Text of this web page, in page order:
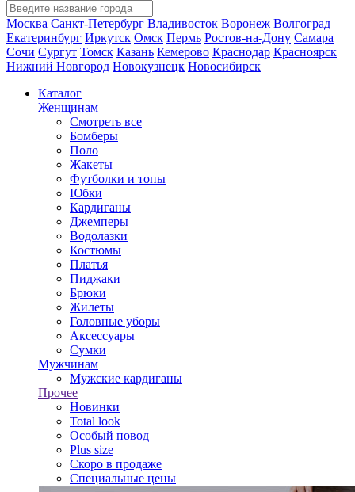
Москва Санкт-Петербург Владивосток Воронеж Волгоград
Екатеринбург Иркутск Омск Пермь Ростов-на-Дону Самара
Сочи Сургут Томск Казань Кемерово Краснодар Красноярск
Нижний Новгород Новокузнецк Новосибирск
Каталог
Женщинам
Смотреть все
Бомберы
Поло
Жакеты
Футболки и топы
Юбки
Кардиганы
Джемперы
Водолазки
Костюмы
Платья
Пиджаки
Брюки
Жилеты
Головные уборы
Аксессуары
Сумки
Мужчинам
Мужские кардиганы
Прочее
Новинки
Total look
Особый повод
Plus size
Скоро в продаже
Специальные цены